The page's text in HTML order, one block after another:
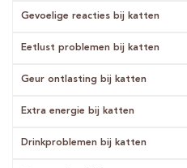
Gevoelige reacties bij katten
Eetlust problemen bij katten
Geur ontlasting bij katten
Extra energie bij katten
Drinkproblemen bij katten